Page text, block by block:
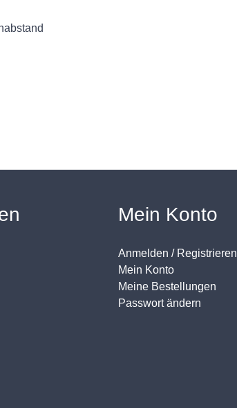
Mein Konto
Anmelden / Registrieren
Mein Konto
Meine Bestellungen
Passwort ändern